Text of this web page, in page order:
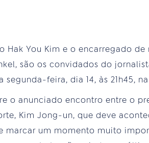
Hak You Kim e o encarregado
são os convidados do
feira, dia 14, às 21h45, na
o anunciado encontro entre o
Kim Jong-un, que deve
marcar um momento muito